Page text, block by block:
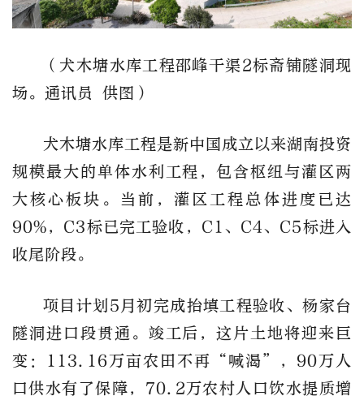
（犬木塘水库工程邵峰干渠2标斋铺隧洞现
场。通讯员 供图）
犬木塘水库工程是新中国成立以来湖南投资
规模最大的单体水利工程，包含枢纽与灌区两
大核心板块。当前，灌区工程总体进度已达
90%，C3标已完工验收，C1、C4、C5标进入
收尾阶段。
项目计划5月初完成抬填工程验收、杨家台
隧洞进口段贯通。竣工后，这片土地将迎来巨
变：113.16万亩农田不再“喊渴”，90万人
口供水有了保障，70.2万农村人口饮水提质增